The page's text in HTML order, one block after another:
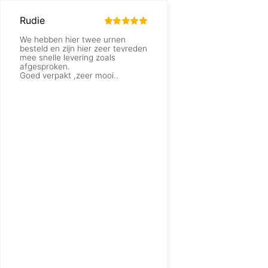
Rudie
We hebben hier twee urnen
besteld en zijn hier zeer tevreden
mee snelle levering zoals
afgesproken.
Goed verpakt ,zeer mooi..